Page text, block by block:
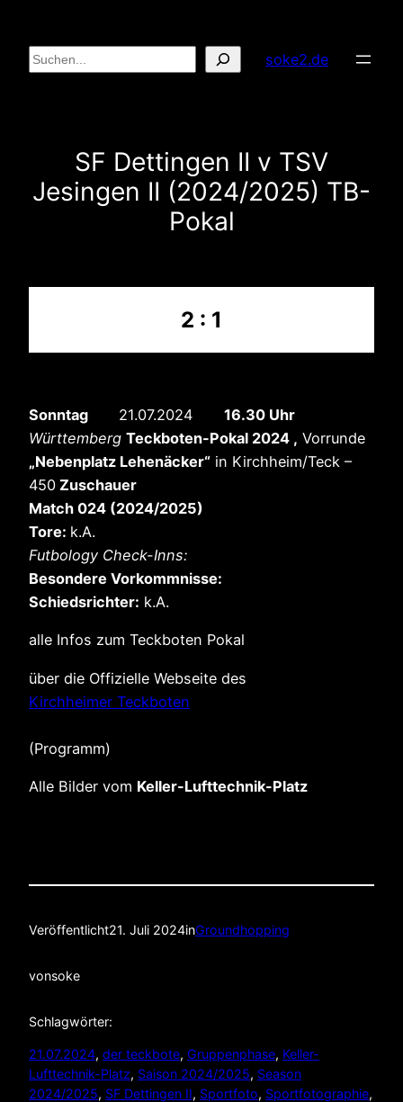
Inhalt
springen
Suchen soke2.de
SF Dettingen II v TSV
Jesingen II (2024/2025) TB-
Pokal
2 : 1
Sonntag 21.07.2024 16.30 Uhr
Württemberg Teckboten-Pokal 2024 , Vorrunde
„Nebenplatz Lehenäcker“ in Kirchheim/Teck –
450 Zuschauer
Match 024 (2024/2025)
Tore: k.A.
Futbology Check-Inns:
Besondere Vorkommnisse:
Schiedsrichter: k.A.
alle Infos zum Teckboten Pokal
über die Offizielle Webseite des
Kirchheimer Teckboten
(Programm)
Alle Bilder vom Keller-Lufttechnik-Platz
Veröffentlicht21. Juli 2024inGroundhopping
vonsoke
Schlagwörter:
21.07.2024, der teckbote, Gruppenphase, Keller-
Lufttechnik-Platz, Saison 2024/2025, Season
2024/2025, SF Dettingen II, Sportfoto, Sportfotographie